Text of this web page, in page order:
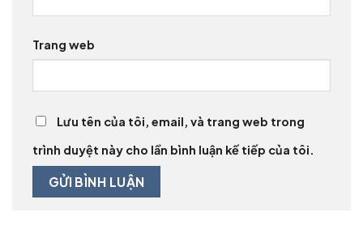
Trang web
Lưu tên của tôi, email, và trang web trong
trình duyệt này cho lần bình luận kế tiếp của tôi.